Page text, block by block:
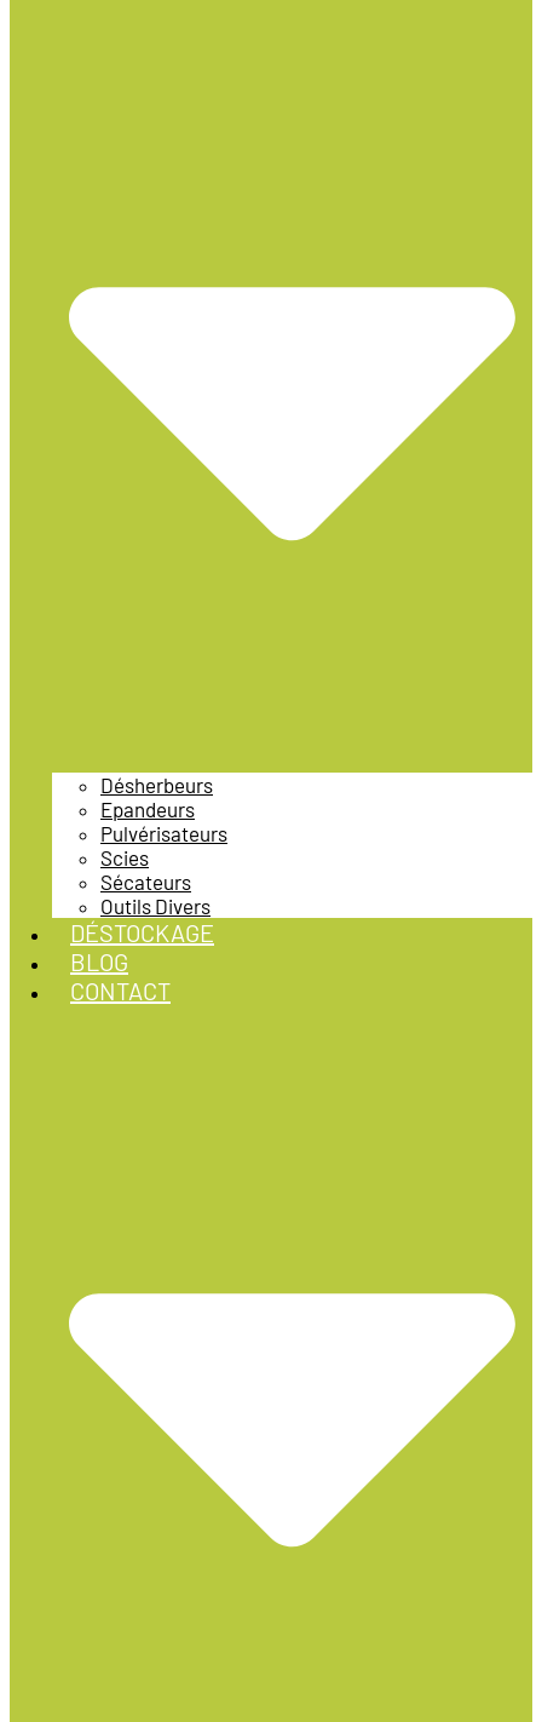
Désherbeurs
Epandeurs
Pulvérisateurs
Scies
Sécateurs
Outils Divers
DÉSTOCKAGE
BLOG
CONTACT